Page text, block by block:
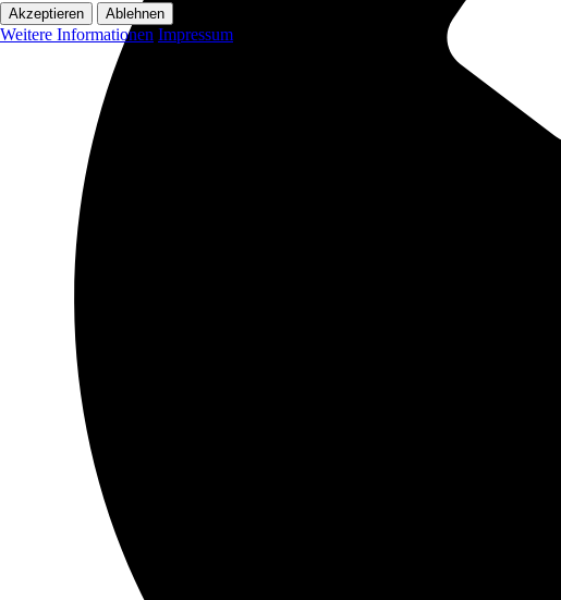
Akzeptieren Ablehnen
Weitere Informationen Impressum